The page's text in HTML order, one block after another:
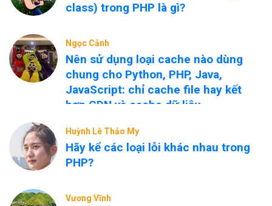
class) trong PHP là gì?
Ngọc Cảnh
Nên sử dụng loại cache nào dùng
chung cho Python, PHP, Java,
JavaScript: chỉ cache file hay kết
hợp CDN và cache dữ liệu
Huỳnh Lê Thảo My
Hãy kể các loại lỗi khác nhau trong
PHP?
Vương Vĩnh